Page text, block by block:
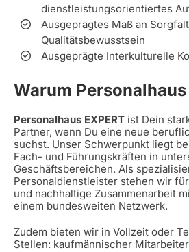
dienstleistungsorientiertes
Ausgeprägtes Maß an
Qualitätsbewusstsein
Ausgeprägte Interkulturelle
Warum
Personalhaus EXPERT ist Dein
Partner, wenn Du eine neue
suchst. Unser Schwerpunkt liegt
Fach- und Führungskräften in
Geschäftsbereichen. Als
Personaldienstleister stehen wir
und nachhaltige Zusammenarbeit
einem bundesweiten Netzwerk.
Zudem bieten wir in Vollzeit oder
Stellen: kaufmännischer